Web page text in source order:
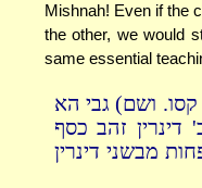
Mishnah! Even if the
the other, we would
same essential
ושם) גבי הא
דינרין זהב כסף
מבשני דינרין